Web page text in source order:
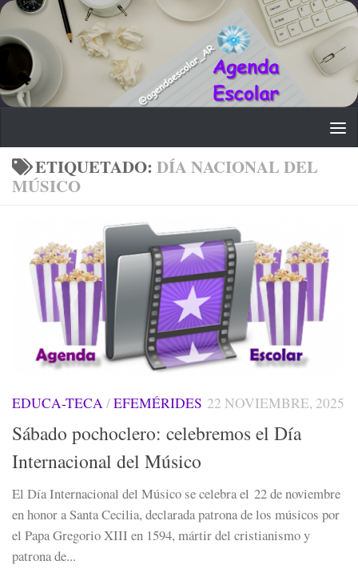
Saltar al contenido
ETIQUETADO: DÍA NACIONAL DEL
MÚSICO
EDUCA-TECA/EFEMÉRIDES 22 NOVIEMBRE, 2025
Sábado pochoclero: celebremos el Día
Internacional del Músico
El Día Internacional del Músico se celebra el 22 de noviembre
en honor a Santa Cecilia, declarada patrona de los músicos por
el Papa Gregorio XIII en 1594, mártir del cristianismo y
patrona de...